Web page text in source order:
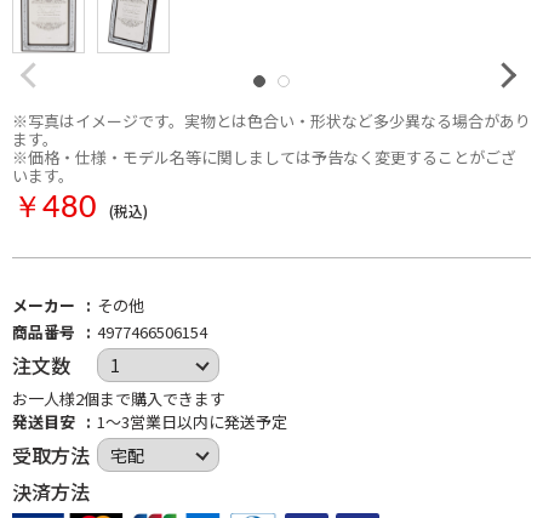
※写真はイメージです。実物とは色合い・形状など多少異なる場合があり
ます。
※価格・仕様・モデル名等に関しましては予告なく変更することがござ
います。
￥480 (税込)
メーカー
その他
商品番号
4977466506154
注文数
お一人様2個まで購入できます
発送目安
1～3営業日以内に発送予定
受取方法
決済方法